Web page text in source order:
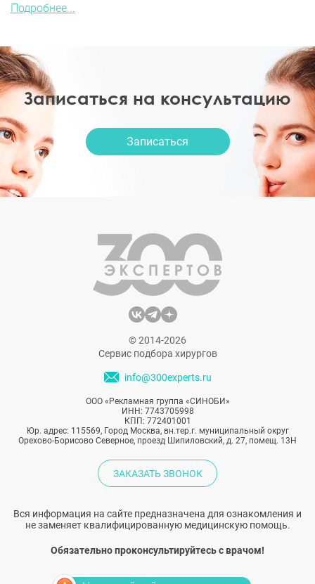
Подробнее...
Записаться на консультацию
Записаться
© 2014-2026
Сервис подбора хирургов
info@300experts.ru
ООО «Рекламная группа «СИНОБИ»
ИНН: 7743705998
КПП: 772401001
Юр. адрес: 115569, Город Москва, вн.тер.г. муниципальный округ
Орехово-Борисово Северное, проезд Шипиловский, д. 27, помещ. 13Н
ЗАКАЗАТЬ ЗВОНОК
Вся информация на сайте предназначена для ознакомления и
не заменяет квалифицированную медицинскую помощь.
Обязательно проконсультируйтесь с врачом!